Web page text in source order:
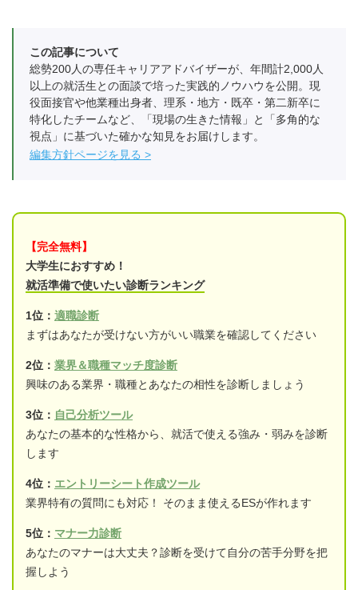
この記事について
総勢200人の専任キャリアアドバイザーが、年間計2,000人
以上の就活生との面談で培った実践的ノウハウを公開。現
役面接官や他業種出身者、理系・地方・既卒・第二新卒に
特化したチームなど、「現場の生きた情報」と「多角的な
視点」に基づいた確かな知見をお届けします。
編集方針ページを見る
【完全無料】
大学生におすすめ！
就活準備で使いたい診断ランキング
1位： 適職診断
まずはあなたが受けない方がいい職業を確認してください
2位： 業界＆職種マッチ度診断
興味のある業界・職種とあなたの相性を診断しましょう
3位： 自己分析ツール
あなたの基本的な性格から、就活で使える強み・弱みを診断
します
4位： エントリーシート作成ツール
業界特有の質問にも対応！ そのまま使えるESが作れます
5位： マナー力診断
あなたのマナーは大丈夫？診断を受けて自分の苦手分野を把
握しよう